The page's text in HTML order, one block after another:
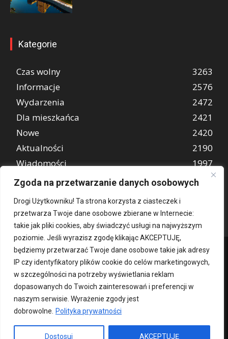
Zgoda na przetwarzanie danych osobowych
Drogi Użytkowniku! Ta strona korzysta z ciasteczek i
przetwarza Twoje dane osobowe zbierane w Internecie:
takie jak pliki cookies, aby świadczyć usługi na najwyższym
poziomie. Jeśli wyrazisz zgodę klikając AKCEPTUJĘ,
będziemy przetwarzać Twoje dane osobowe takie jak adresy
IP czy identyfikatory plików cookie do celów marketingowych,
w szczególności na potrzeby wyświetlania reklam
dopasowanych do Twoich zainteresowań i preferencji w
naszym serwisie. Wyrażenie zgody jest
dobrowolne.
Polityka prywatności
Dostosuj AKCEPTUJĘ
Kategorie
Czas wolny
3263
Informacje
2576
Wydarzenia
2472
Dla mieszkańca
2421
Nowe
2420
Aktualności
2190
Wiadomości
1997
REKLAMA
849
Kontakt O nas Patronat medialny